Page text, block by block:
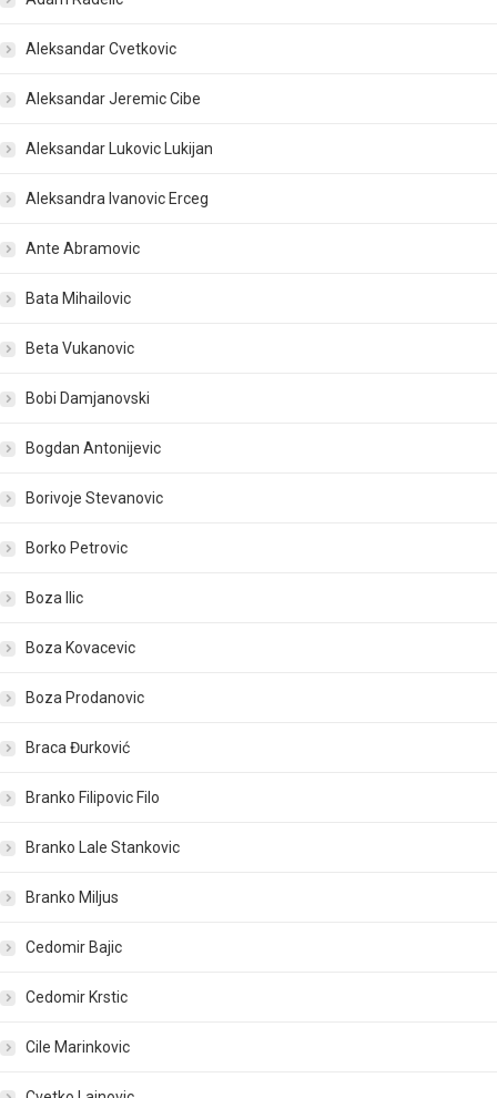
Aleksandar Cvetkovic
Aleksandar Jeremic Cibe
Aleksandar Lukovic Lukijan
Aleksandra Ivanovic Erceg
Ante Abramovic
Bata Mihailovic
Beta Vukanovic
Bobi Damjanovski
Bogdan Antonijevic
Borivoje Stevanovic
Borko Petrovic
Boza Ilic
Boza Kovacevic
Boza Prodanovic
Braca Đurković
Branko Filipovic Filo
Branko Lale Stankovic
Branko Miljus
Cedomir Bajic
Cedomir Krstic
Cile Marinkovic